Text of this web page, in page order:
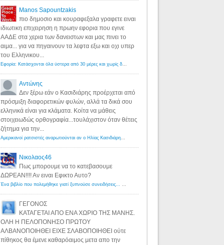
Manos Sapountzakis
πιο δημοσιο και κουραφεξαλα γραφετε ειναι
ιδιωτικη επιχειρηση η πρωην εφορια που εγινε
ΑΑΔΕ στα χερια των δανειστων και μας πινει το
αιμα... για να πηγαινουν τα λεφτα εξω και οχι υπερ
του Ελληνικου...
Εφορία: Κατάσχονται όλα ύστερα από 30 μέρες και χωρίς δικαστικές αποφάσεις - Λόγιος Ερμής
Αντώνης
Δεν ξέρω εάν ο Κασιδιάρης προέρχεται από
πρόσμιξη διαφορετικών φυλών, αλλά τα δικά σου
ελληνικά είναι για κλάματα. Κοίτα να μάθεις
στοιχειωδώς ορθογραφία...τουλάχιστον όταν θέτεις
ζήτημα για την...
Αμερικανοί ρατσιστές αναρωτιούνται αν ο Ηλίας Κασιδιάρης ανήκει στη λευκή φυλή... - Λόγιος Ερμής
Νικολαος46
Πως μπορουμε να το κατεβασουμε
ΔΩΡΕΑΝ!!!! Αν ειναι Εφικτο Αυτο?
Ένα βιβλίο που πολεμήθηκε γιατί ξυπνούσε συνειδήσεις... - Λόγιος Ερμής | Η γνώση ξεκινάει με την αναζήτηση...
ΓΕΓΟΝΟΣ
ΚΑΤΑΓΕΤΑΙ ΑΠΟ ΕΝΑ ΧΩΡΙΟ ΤΗΣ ΜΑΝΗΣ.
ΟΛΗ Η ΠΕΛΟΠΟΝΗΣΟ ΠΡΩΤΟΥ
ΑΛΒΑΝΟΠΟΙΗΘΕΙ ΕΙΧΕ ΣΛΑΒΟΠΟΙΗΘΕΙ ούτε
πίθηκος θα έμενε καθαρόαιμος μετα απο την